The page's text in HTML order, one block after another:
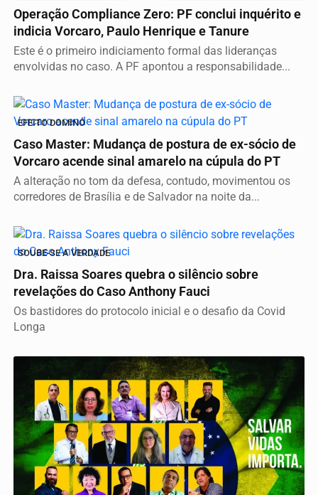
Operação Compliance Zero: PF conclui inquérito e
indicia Vorcaro, Paulo Henrique e Tanure
Este é o primeiro indiciamento formal das lideranças
envolvidas no caso. A PF apontou a responsabilidade...
EFEITO DOMINÓ
Caso Master: Mudança de postura de ex-sócio de
Vorcaro acende sinal amarelo na cúpula do PT
A alteração no tom da defesa, contudo, movimentou os
corredores de Brasília e de Salvador na noite da...
SOUBE-SE A VERDADE
Dra. Raissa Soares quebra o silêncio sobre
revelações do Caso Anthony Fauci
Os bastidores do protocolo inicial e o desafio da Covid
Longa